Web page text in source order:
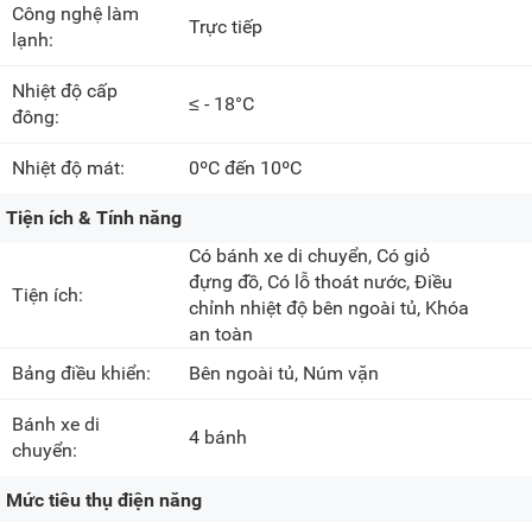
Công nghệ làm
lạnh:
Trực tiếp
Nhiệt độ cấp
đông:
≤ - 18°C
Nhiệt độ mát: 0ºC đến 10ºC
Tiện ích & Tính năng
Tiện ích:
Có bánh xe di chuyển, Có giỏ
đựng đồ, Có lỗ thoát nước, Điều
chỉnh nhiệt độ bên ngoài tủ, Khóa
an toàn
Bảng điều khiển:
Bên ngoài tủ, Núm vặn
Bánh xe di
chuyển:
4 bánh
Mức tiêu thụ điện năng